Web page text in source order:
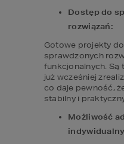
Dostęp do
rozwiązań:
Gotowe projekty
sprawdzonych
funkcjonalnych. Są
już wcześniej
co daje pewność,
stabilny i
Możliwość